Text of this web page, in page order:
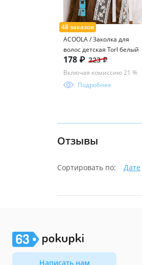
ACOOLA / Заколка для
волос детская Torl белый
178 ₽ 223 ₽
Включая комиссию 21 %
Подробнее
Отзывы
Сортировать по: Дате
Написать нам